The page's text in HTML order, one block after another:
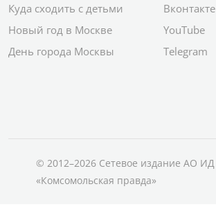
Куда сходить с детьми
Новый год в Москве
День города Москвы
Вконтакте
YouTube
Telegram
© 2012–2026 Сетевое издание АО ИД
«Комсомольская правда»